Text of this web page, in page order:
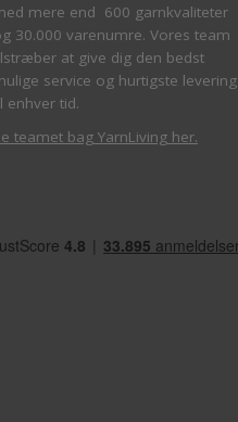
mere end 600 garnkvaliteter
30.000 varenumre. Vores team
at give dig den bedst
service og hurtigste levering
enhver tid.
teamet bag YarnLiving her.